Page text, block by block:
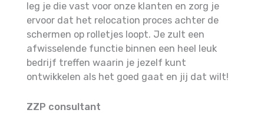
leg je die vast voor onze klanten en zorg je
ervoor dat het relocation proces achter de
schermen op rolletjes loopt. Je zult een
afwisselende functie binnen een heel leuk
bedrijf treffen waarin je jezelf kunt
ontwikkelen als het goed gaat en jij dat wilt!
ZZP consultant